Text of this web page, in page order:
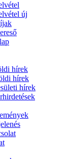
új
hírek
hírek
hírek